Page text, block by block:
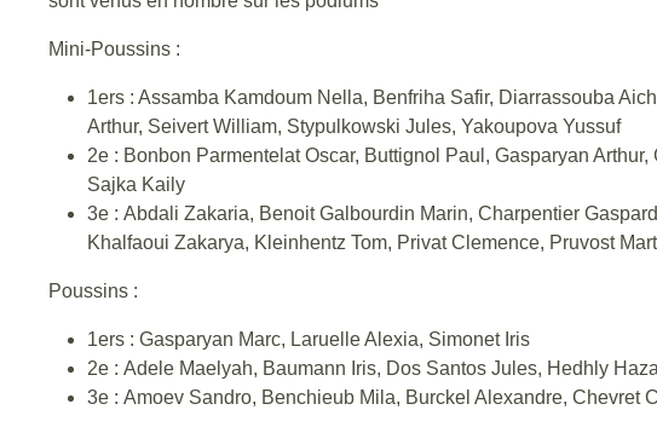
Mini-Poussins :
1ers : Assamba Kamdoum Nella, Benfriha Safir, Diarrassouba
Arthur, Seivert William, Stypulkowski Jules, Yakoupova Yussuf
2e : Bonbon Parmentelat Oscar, Buttignol Paul, Gasparyan
Sajka Kaily
3e : Abdali Zakaria, Benoit Galbourdin Marin, Charpentier
Khalfaoui Zakarya, Kleinhentz Tom, Privat Clemence, Pruvost
Poussins :
1ers : Gasparyan Marc, Laruelle Alexia, Simonet Iris
2e : Adele Maelyah, Baumann Iris, Dos Santos Jules, Hedhly
3e : Amoev Sandro, Benchieub Mila, Burckel Alexandre,